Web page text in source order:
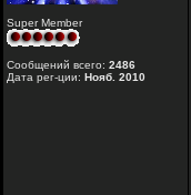
Super Member
Сообщений всего: 2486
Дата рег-ции: Нояб. 2010